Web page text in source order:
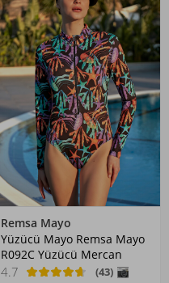
Remsa Mayo
Yüzücü Mayo Remsa Mayo
R092C Yüzücü Mercan
4.7 (43)